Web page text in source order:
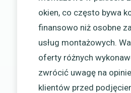
okien, co często bywa
finansowo niż osobne
usług montażowych.
oferty różnych
zwrócić uwagę na
klientów przed